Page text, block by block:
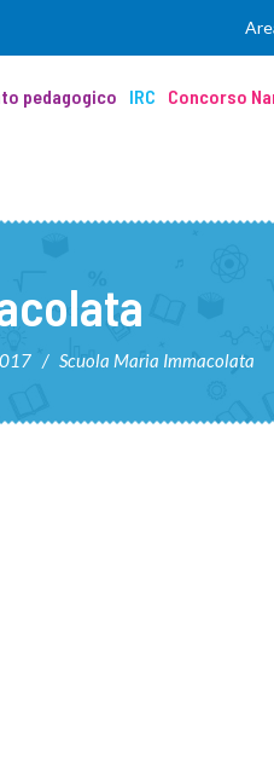
pedagogico IRC Concorso
/ Scuola Maria Immacolata